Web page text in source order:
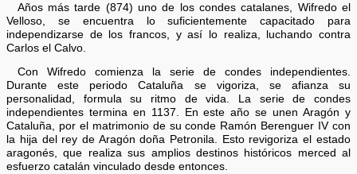
Años más tarde (874) uno de los condes catalanes, Wifredo el
Velloso, se encuentra lo suficientemente capacitado para
independizarse de los francos, y así lo realiza, luchando contra
Carlos el Calvo.
Con Wifredo comienza la serie de condes independientes.
Durante este periodo Cataluña se vigoriza, se afianza su
personalidad, formula su ritmo de vida. La serie de condes
independientes termina en 1137. En este año se unen Aragón y
Cataluña, por el matrimonio de su conde Ramón Berenguer IV con
la hija del rey de Aragón doña Petronila. Esto revigoriza el estado
aragonés, que realiza sus amplios destinos históricos merced al
esfuerzo catalán vinculado desde entonces.